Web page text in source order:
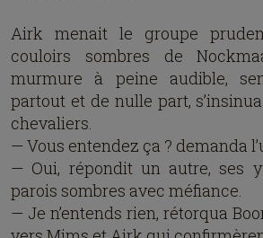
Airk menait le groupe
couloirs sombres de
murmure à peine audible,
partout et de nulle part,
chevaliers.
— Vous entendez ça ? demanda
— Oui, répondit un autre, ses
parois sombres avec méfiance.
— Je n’entends rien, rétorqua